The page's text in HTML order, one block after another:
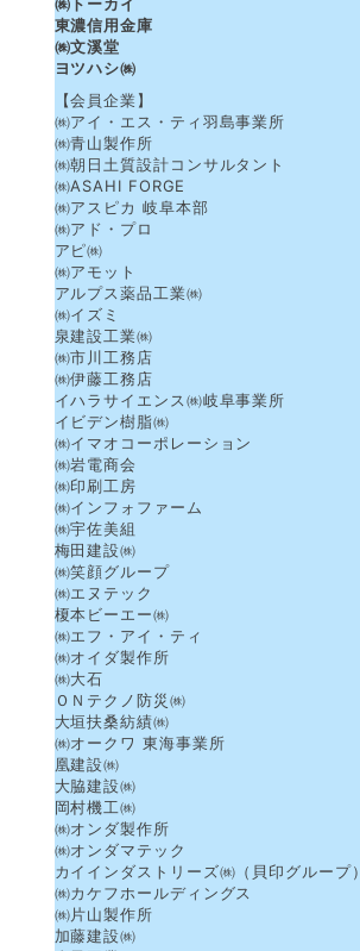
㈱トーカイ
東濃信用金庫
㈱文溪堂
ヨツハシ㈱
【会員企業】
㈱アイ・エス・ティ羽島事業所
㈱青山製作所
㈱朝日土質設計コンサルタント
㈱ASAHI FORGE
㈱アスピカ 岐阜本部
㈱アド・プロ
アピ㈱
㈱アモット
アルプス薬品工業㈱
㈱イズミ
泉建設工業㈱
㈱市川工務店
㈱伊藤工務店
イハラサイエンス㈱岐阜事業所
イビデン樹脂㈱
㈱イマオコーポレーション
㈱岩電商会
㈱印刷工房
㈱インフォファーム
㈱宇佐美組
梅田建設㈱
㈱笑顔グループ
㈱エヌテック
榎本ビーエー㈱
㈱エフ・アイ・ティ
㈱オイダ製作所
㈱大石
ＯＮテクノ防災㈱
大垣扶桑紡績㈱
㈱オークワ 東海事業所
凰建設㈱
大脇建設㈱
岡村機工㈱
㈱オンダ製作所
㈱オンダマテック
カイインダストリーズ㈱（貝印グループ）
㈱カケフホールディングス
㈱片山製作所
加藤建設㈱